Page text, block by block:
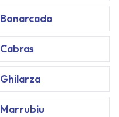
Bonarcado
Cabras
Ghilarza
Marrubiu